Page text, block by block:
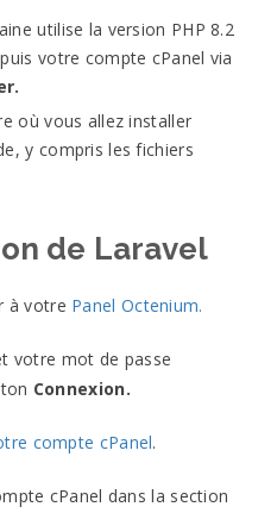
utilise la version PHP 8.2
votre compte cPanel via
où vous allez installer
y compris les fichiers
de Laravel
à votre Panel Octenium.
votre mot de passe
Connexion.
compte cPanel.
cPanel dans la section